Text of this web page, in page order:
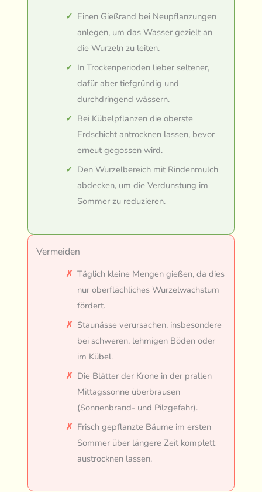
Einen Gießrand bei Neupflanzungen
anlegen, um das Wasser gezielt an
die Wurzeln zu leiten.
In Trockenperioden lieber seltener,
dafür aber tiefgründig und
durchdringend wässern.
Bei Kübelpflanzen die oberste
Erdschicht antrocknen lassen, bevor
erneut gegossen wird.
Den Wurzelbereich mit Rindenmulch
abdecken, um die Verdunstung im
Sommer zu reduzieren.
Vermeiden
Täglich kleine Mengen gießen, da dies
nur oberflächliches Wurzelwachstum
fördert.
Staunässe verursachen, insbesondere
bei schweren, lehmigen Böden oder
im Kübel.
Die Blätter der Krone in der prallen
Mittagssonne überbrausen
(Sonnenbrand- und Pilzgefahr).
Frisch gepflanzte Bäume im ersten
Sommer über längere Zeit komplett
austrocknen lassen.